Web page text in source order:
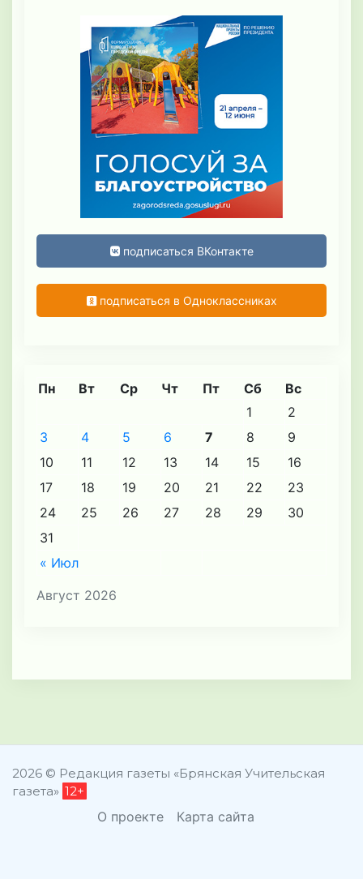
подписаться ВКонтакте
подписаться в Одноклассниках
Август 2026
Пн Вт Ср Чт Пт Сб Вс
« Июл
1
2
3
4 5 6 7 8
9
10
11 12 13 14 15
16
17
18 19 20 21 22
23
24
25 26 27 28 29
30
31
2026 © Редакция газеты «Брянская Учительская
газета» 12+
О проекте Карта сайта